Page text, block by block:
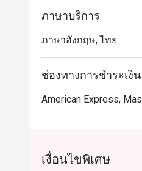
เมนูที่ต้องลอง
A4 Australian Wagyu
Ebi Avocado Ae: กุ้งต้
Shirauo no Karaage:
A4 Australian Wagyu
Dobin Mushi: ซุปใสที่มี
Gindara no Nitsuke:
ภาษาบริการ
ภาษาอังกฤษ, ไทย
ช่องทางการชำระเงิน
American Express,
เงื่อนไขพิเศษ